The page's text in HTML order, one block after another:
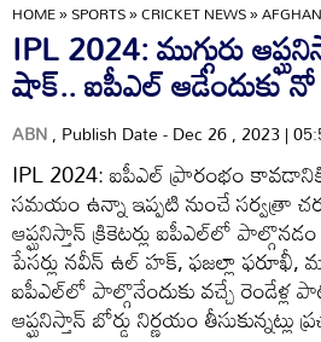
HOME»SPORTS»CRICKET NEWS»
IPL 2024: ముగ్గురు
షాక్.. ఐపీఎల్‌ ఆడేందుకు
ABN, Publish Date - Dec 26 , 2023 |
IPL 2024: ఐపీఎల్ ప్రారంభం
సమయం ఉన్నా ఇప్పటి నుంచే సర్వత్రా
ఆప్ఘనిస్తాన్ క్రికెటర్లు ఐపీఎల్‌లో
పేసర్లు నవీన్ ఉల్ హక్, ఫజల్లా ఫరూఖీ,
ఐపీఎల్‌లో పాల్గొనేందుకు వచ్చే రెండేళ్ల
ఆప్ఘనిస్తాన్ బోర్డు నిర్ణయం తీసుకున్నట్లు